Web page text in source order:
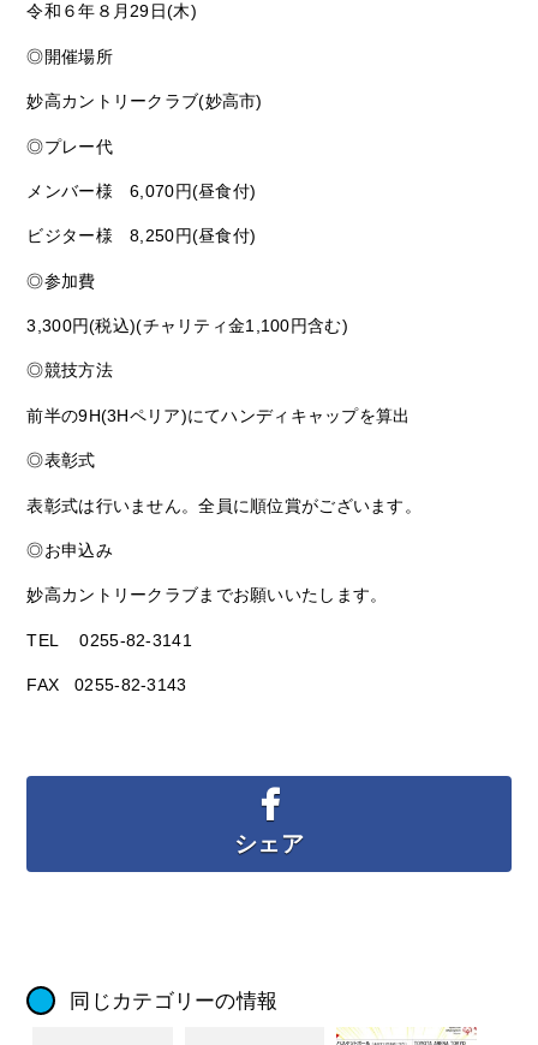
令和６年８月29日(木)
◎開催場所
妙高カントリークラブ(妙高市)
◎プレー代
メンバー様 6,070円(昼食付)
ビジター様 8,250円(昼食付)
◎参加費
3,300円(税込)(チャリティ金1,100円含む)
◎競技方法
前半の9H(3Hペリア)にてハンディキャップを算出
◎表彰式
表彰式は行いません。全員に順位賞がございます。
◎お申込み
妙高カントリークラブまでお願いいたします。
TEL 0255-82-3141
FAX 0255-82-3143
シェア
同じカテゴリーの情報